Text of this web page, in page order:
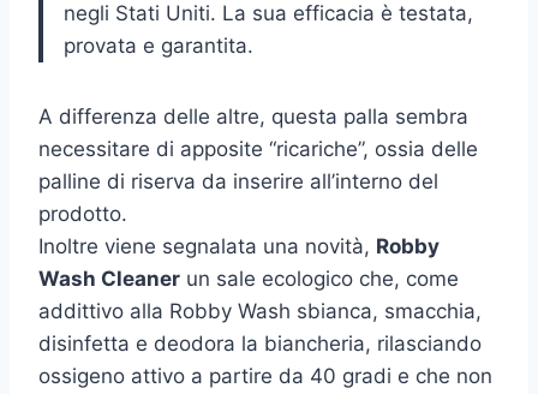
negli Stati Uniti. La sua efficacia è testata,
provata e garantita.
A differenza delle altre, questa palla sembra
necessitare di apposite “ricariche”, ossia delle
palline di riserva da inserire all’interno del
prodotto.
Inoltre viene segnalata una novità, Robby
Wash Cleaner un sale ecologico che, come
addittivo alla Robby Wash sbianca, smacchia,
disinfetta e deodora la biancheria, rilasciando
ossigeno attivo a partire da 40 gradi e che non